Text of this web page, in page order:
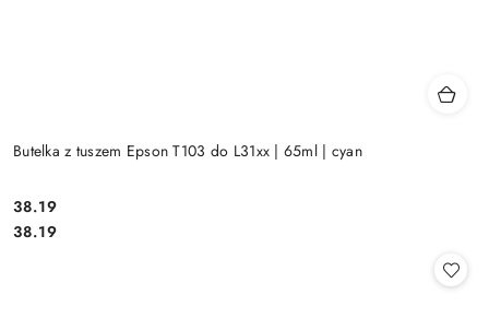
Butelka z tuszem Epson T103 do L31xx | 65ml | cyan
Cena:
38.19
Cena:
38.19